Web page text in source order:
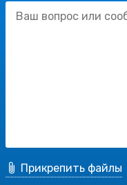
Прикрепить файлы